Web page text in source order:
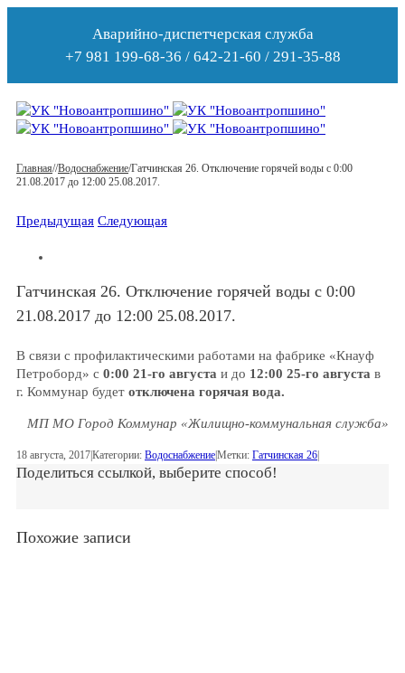
Аварийно-диспетчерская служба
+7 981 199-68-36 / 642-21-60 / 291-35-88
Главная//Водоснабжение/Гатчинская 26. Отключение горячей воды с 0:00
21.08.2017 до 12:00 25.08.2017.
Предыдущая Следующая
Гатчинская 26. Отключение горячей воды с 0:00
21.08.2017 до 12:00 25.08.2017.
В связи с профилактическими работами на фабрике «Кнауф
Петроборд» с 0:00 21-го августа и до 12:00 25-го августа в
г. Коммунар будет отключена горячая вода.
МП МО Город Коммунар «Жилищно-коммунальная служба»
18 августа, 2017|Категории: Водоснабжение|Метки: Гатчинская 26|
Поделиться ссылкой, выберите способ!
Похожие записи